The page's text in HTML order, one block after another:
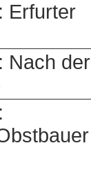
Erfurter
Nach der